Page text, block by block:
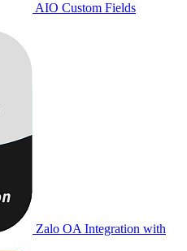
AIO Custom Fields
Zalo OA Integration with